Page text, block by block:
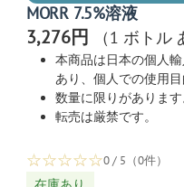
MORR 7.5%溶液
3,276円 （1 ボトル
本商品は日本の個人
あり、個人での使用目
数量に限りがあります
転売は厳禁です。
☆☆☆☆☆0 / 5（0件）